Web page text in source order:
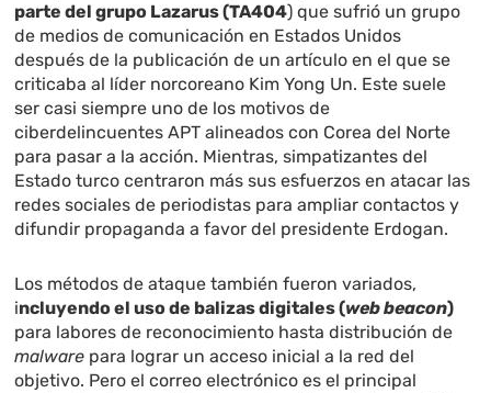
parte del grupo Lazarus (TA404) que sufrió un grupo
de medios de comunicación en Estados Unidos
después de la publicación de un artículo en el que se
criticaba al líder norcoreano Kim Yong Un. Este suele
ser casi siempre uno de los motivos de
ciberdelincuentes APT alineados con Corea del Norte
para pasar a la acción. Mientras, simpatizantes del
Estado turco centraron más sus esfuerzos en atacar las
redes sociales de periodistas para ampliar contactos y
difundir propaganda a favor del presidente Erdogan.
Los métodos de ataque también fueron variados,
incluyendo el uso de balizas digitales (web beacon)
para labores de reconocimiento hasta distribución de
malware para lograr un acceso inicial a la red del
objetivo. Pero el correo electrónico es el principal